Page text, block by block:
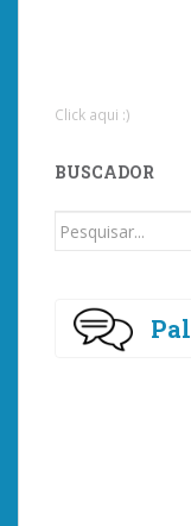
Click aqui :)
BUSCADOR
Procurar